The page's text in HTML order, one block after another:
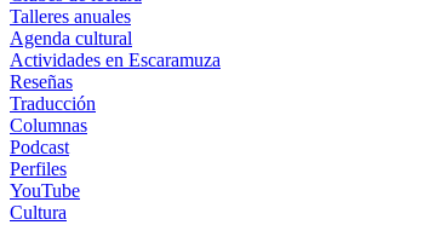
Talleres anuales
Agenda cultural
Actividades en Escaramuza
Reseñas
Traducción
Columnas
Podcast
Perfiles
YouTube
Cultura